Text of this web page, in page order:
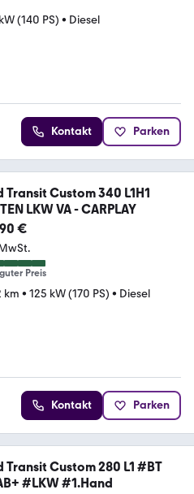
(140 PS) • Diesel
Kontakt Parken
Transit Custom 340 L1H1
LKW VA - CARPLAY
€
Preis
km • 125 kW (170 PS) • Diesel
Kontakt Parken
Transit Custom 280 L1 #BT
#LKW #1.Hand